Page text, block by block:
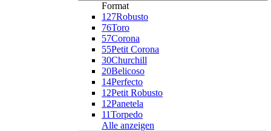
Format
127Robusto
76Toro
57Corona
55Petit Corona
30Churchill
20Belicoso
14Perfecto
12Petit Robusto
12Panetela
11Torpedo
Alle anzeigen